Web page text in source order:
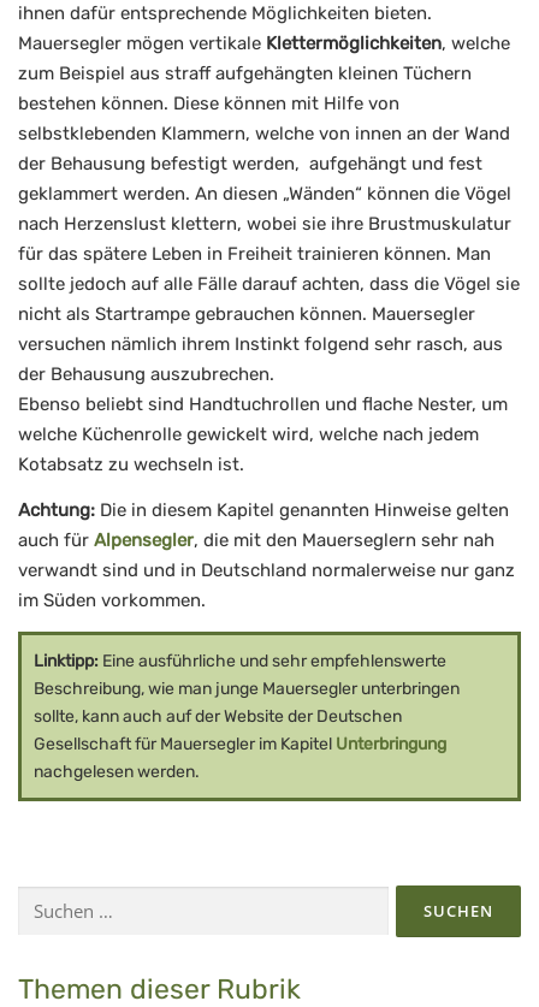
ihnen dafür entsprechende Möglichkeiten bieten.
Mauersegler mögen vertikale Klettermöglichkeiten, welche
zum Beispiel aus straff aufgehängten kleinen Tüchern
bestehen können. Diese können mit Hilfe von
selbstklebenden Klammern, welche von innen an der Wand
der Behausung befestigt werden, aufgehängt und fest
geklammert werden. An diesen „Wänden“ können die Vögel
nach Herzenslust klettern, wobei sie ihre Brustmuskulatur
für das spätere Leben in Freiheit trainieren können. Man
sollte jedoch auf alle Fälle darauf achten, dass die Vögel sie
nicht als Startrampe gebrauchen können. Mauersegler
versuchen nämlich ihrem Instinkt folgend sehr rasch, aus
der Behausung auszubrechen.
Ebenso beliebt sind Handtuchrollen und flache Nester, um
welche Küchenrolle gewickelt wird, welche nach jedem
Kotabsatz zu wechseln ist.
Achtung: Die in diesem Kapitel genannten Hinweise gelten
auch für Alpensegler, die mit den Mauerseglern sehr nah
verwandt sind und in Deutschland normalerweise nur ganz
im Süden vorkommen.
Linktipp: Eine ausführliche und sehr empfehlenswerte
Beschreibung, wie man junge Mauersegler unterbringen
sollte, kann auch auf der Website der Deutschen
Gesellschaft für Mauersegler im Kapitel Unterbringung
nachgelesen werden.
nach:
Themen dieser Rubrik